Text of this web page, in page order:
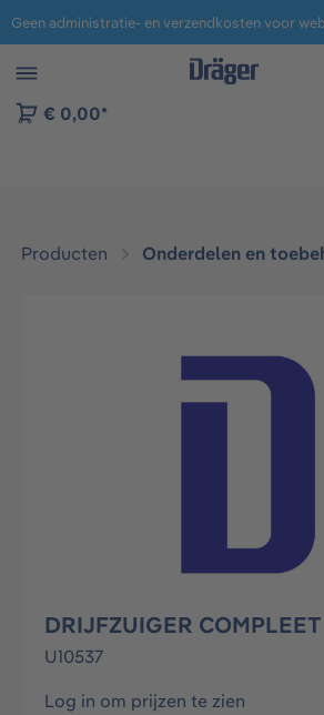
naar navigatie B2B-platform
€ 0,00*
Producten Onderdelen en
Afbeeldingengalerij overslaan
DRIJFZUIGER
U10537
Log in om prijzen te zien